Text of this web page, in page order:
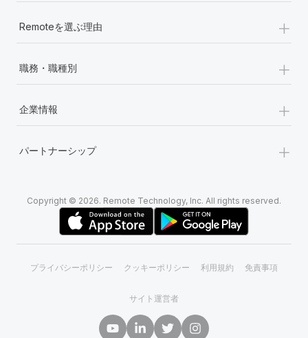
Remoteを選ぶ理由 +
職務・職種別 +
企業情報 +
パートナーシップ +
Copyright © 2026. Remote Technology, Inc. All rights reserved.
プライバシーポリシー クッキーポリシー 利用規約 免責事項
サイト運営者